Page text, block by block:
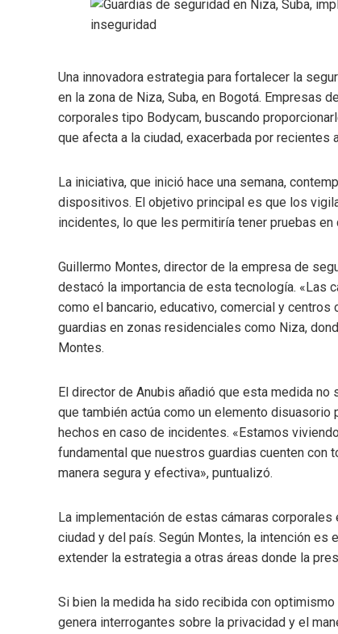
Una innovadora estrategia para fortalecer la
en la zona de Niza, Suba, en Bogotá. Empresas
corporales tipo Bodycam, buscando
que afecta a la ciudad, exacerbada por recientes
La iniciativa, que inició hace una semana,
dispositivos. El objetivo principal es que los
incidentes, lo que les permitiría tener pruebas
Guillermo Montes, director de la empresa de
destacó la importancia de esta tecnología. «Las
como el bancario, educativo, comercial y
guardias en zonas residenciales como Niza,
Montes.
El director de Anubis añadió que esta medida
que también actúa como un elemento
hechos en caso de incidentes. «Estamos
fundamental que nuestros guardias cuenten con
manera segura y efectiva», puntualizó.
La implementación de estas cámaras
ciudad y del país. Según Montes, la intención es
extender la estrategia a otras áreas donde la
Si bien la medida ha sido recibida con
genera interrogantes sobre la privacidad y el